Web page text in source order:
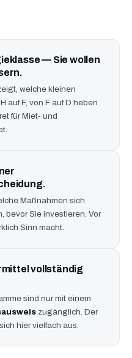
— Sie wollen
welche kleinen
auf F, von F auf D heben
für Miet- und
Maßnahmen sich
bevor Sie investieren. Vor
Sinn macht.
vollständig
sind nur mit einem
zugänglich. Der
hier vielfach aus.